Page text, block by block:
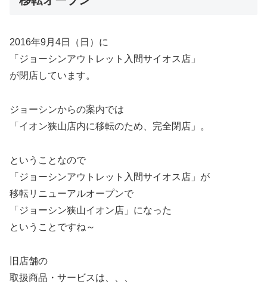
2016年9月4日（日）に
「ジョーシンアウトレット入間サイオス店」
が閉店しています。
ジョーシンからの案内では
「イオン狭山店内に移転のため、完全閉店」。
ということなので
「ジョーシンアウトレット入間サイオス店」が
移転リニューアルオープンで
「ジョーシン狭山イオン店」になった
ということですね～
旧店舗の
取扱商品・サービスは、、、